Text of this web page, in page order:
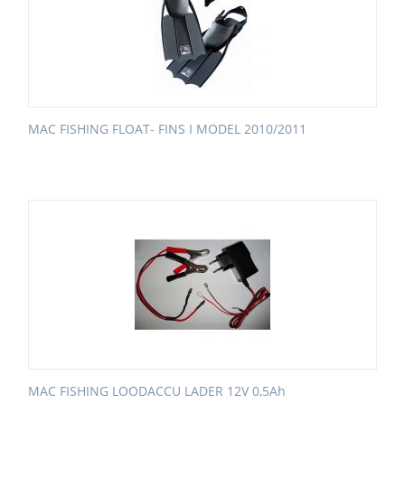
MAC FISHING FLOAT- FINS I MODEL 2010/2011
MAC FISHING LOODACCU LADER 12V 0,5Ah